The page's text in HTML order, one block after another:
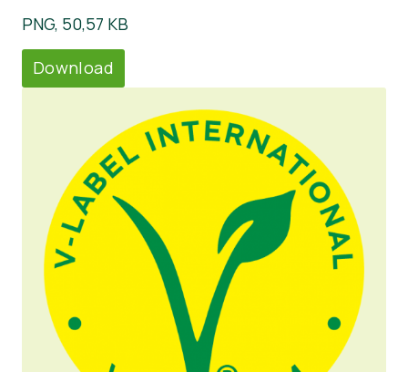
PNG, 50,57 KB
Download